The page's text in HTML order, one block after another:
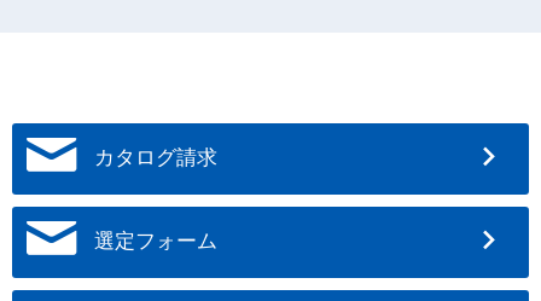
カタログ請求
選定フォーム